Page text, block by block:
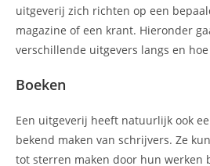
uitgeverij zich richten op een
magazine of een krant. Hieronder
verschillende uitgevers langs en
Boeken
Een uitgeverij heeft natuurlijk ook
bekend maken van schrijvers. Ze
tot sterren maken door hun werken